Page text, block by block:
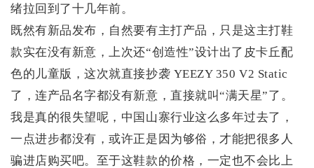
绪拉回到了十几年前。
既然有新品发布，自然要有主打产品，只是这主打鞋
款实在没有新意，上次还“创造性”设计出了皮卡丘配
色的儿童版，这次就直接抄袭 YEEZY 350 V2 Static
了，连产品名字都没有新意，直接就叫“满天星”了。
我是真的很失望呢，中国山寨行业这么多年过去了，
一点进步都没有，或许正是因为够俗，才能把很多人
骗进店购买吧。至于这鞋款的价格，一定也不会比上